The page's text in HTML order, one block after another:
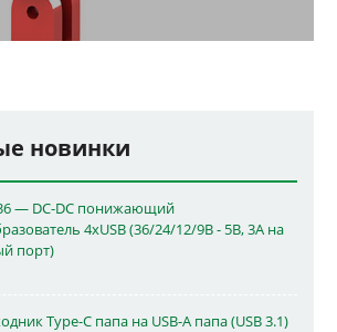
новинки
— DC-DC понижающий
4xUSB (36/24/12/9В - 5В, 3А на
порт)
Type-C папа на USB-A папа (USB 3.1)